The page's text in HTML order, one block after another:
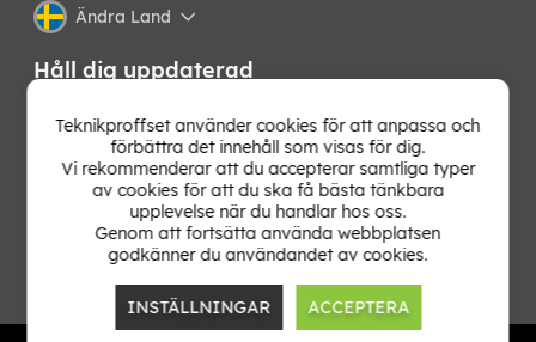
Ändra Land
Håll dig uppdaterad
Få de senaste nyheterna, hetaste erbjudandena och
bästa tipsen från oss direkt i din mejlkorg. Signa upp på
vårt nyhetsbrev!
Teknikproffset använder cookies för att anpassa och
förbättra det innehåll som visas för dig.
Vi rekommenderar att du accepterar samtliga typer
av cookies för att du ska få bästa tänkbara
upplevelse när du handlar hos oss.
Genom att fortsätta använda webbplatsen
godkänner du användandet av cookies.
INSTÄLLNINGAR ACCEPTERA